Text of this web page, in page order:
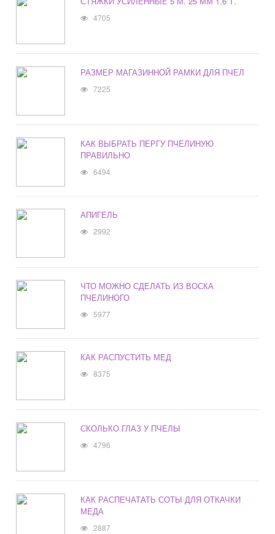
4705
РАЗМЕР МАГАЗИННОЙ РАМКИ ДЛЯ ПЧЕЛ
7225
КАК ВЫБРАТЬ ПЕРГУ ПЧЕЛИНУЮ
ПРАВИЛЬНО
6494
АПИГЕЛЬ
2992
ЧТО МОЖНО СДЕЛАТЬ ИЗ ВОСКА
ПЧЕЛИНОГО
5977
КАК РАСПУСТИТЬ МЕД
8375
СКОЛЬКО ГЛАЗ У ПЧЕЛЫ
4796
КАК РАСПЕЧАТАТЬ СОТЫ ДЛЯ ОТКАЧКИ
МЕДА
2887